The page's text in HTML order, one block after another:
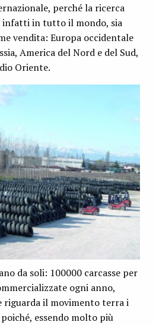
perché la ricerca
infatti in tutto il mondo, sia
vendita: Europa occidentale
America del Nord e del Sud,
Oriente.
da soli: 100000 carcasse per
ogni anno,
riguarda il movimento terra i
essendo molto più